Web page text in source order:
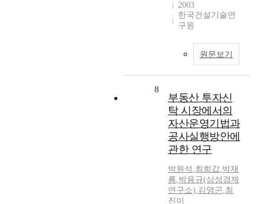
2003
한국건설기술연
구원
원문보기
8
부동산 투자신
탁 시장에서의
자산운영기법과
공사실행방안에
관한 연구
박원석 ,최희갑,박재
룡,박용규(삼성경제
연구소),김영곤,최
진이